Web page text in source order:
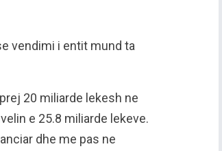
vendimi i entit mund ta
20 miliarde lekesh ne
e 25.8 miliarde lekeve.
dhe me pas ne